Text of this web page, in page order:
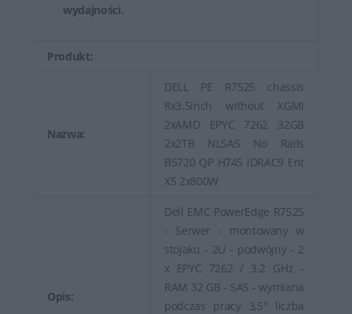
Serwery Dell PowerEdge dedykowane do szafy rack
obliczeniową w środowiskach o ograniczonej ilości
Zrównoważona wydajność
wydajności.
Produkt:
Nazwa:
DELL PE R7525 chassis
8x3.5inch without XGMI
2xAMD EPYC 7262 32GB
2x2TB NLSAS No Rails
B5720 QP H745 iDRAC9 Ent
X5 2x800W
Opis:
Dell EMC PowerEdge R7525
- Serwer - montowany w
stojaku - 2U - podwójny - 2
x EPYC 7262 / 3.2 GHz -
RAM 32 GB - SAS - wymiana
podczas pracy 3,5" liczba